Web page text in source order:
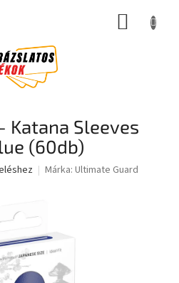
KOSÁR
Katana Sleeves
(60db)
Márka: Ultimate Guard